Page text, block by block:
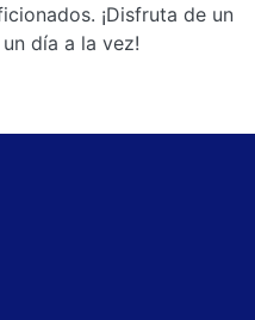
¡Disfruta de un
día a la vez!